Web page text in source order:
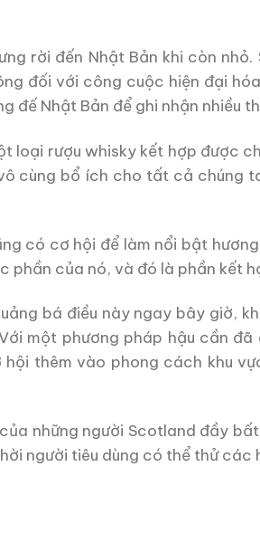
rời đến Nhật Bản khi còn
đối với công cuộc hiện đại
đế Nhật Bản để ghi nhận nhiều
loại rượu whisky kết hợp được
cùng bổ ích cho tất cả chúng
có cơ hội để làm nổi bật
của nó, và đó là phần kết
bá điều này ngay bây giờ,
một phương pháp hậu cần
thêm vào phong cách khu
những người Scotland đầy
người tiêu dùng có thể thử các